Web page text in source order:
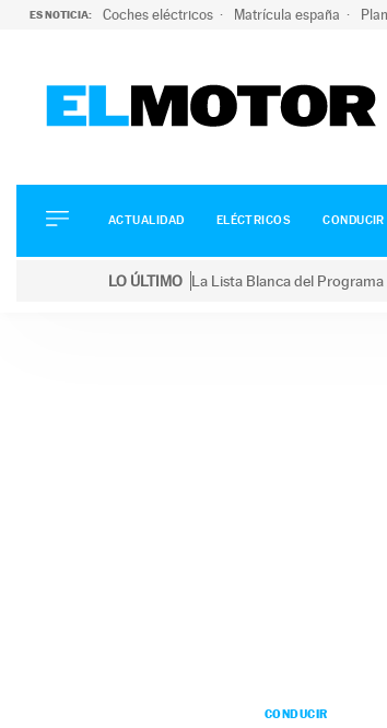
ES NOTICIA: Coches eléctricos Matrícula españa
ELÉCTRICOS
CONDUCIR
ACTUALIDAD ELÉCTRICOS CONDUCIR
LO ÚLTIMO La Lista Blanca del
CONDUCIR